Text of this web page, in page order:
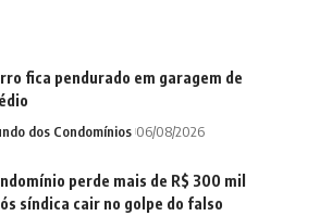
fica pendurado em garagem de
dos Condomínios 06/08/2026
perde mais de R$ 300 mil
síndica cair no golpe do falso